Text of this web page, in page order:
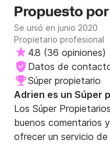
Propuesto por
Se unió en junio 2020
Propietario profesional
4.8 (36 opiniones)
Datos de
Súper propietario
Adrien es un Súper
Los Súper
buenos comentarios
ofrecer un servicio de